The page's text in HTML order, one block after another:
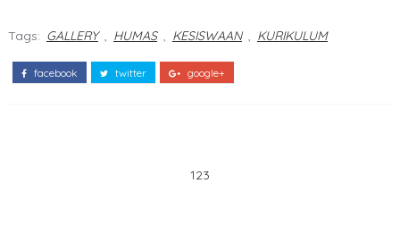
Tags: GALLERY , HUMAS , KESISWAAN , KURIKULUM
facebook twitter google+
123